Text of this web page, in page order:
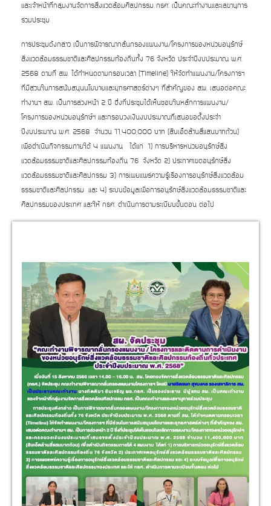
และเจ้าหน้าที่กลุ่มงานจัดการสิ่งแวดล้อมศิลปกรรม กธศ. เป็นคณะทำงานและเลขานุการ
ร่วมประชุม
การประชุมดังกล่าว เป็นการพิจารณากลั่นกรองแผนงาน/โครงการของหน่วยอนุรักษ์
สิ่งแวดล้อมธรรมชาติและศิลปกรรมท้องถิ่นทั้ง 76 จังหวัด ประจำปีงบประมาณ พ.ศ.
2568 ตามที่ สผ. ได้กำหนดตามกรอบเวลา (Timeline) ให้จัดทำแผนงาน/โครงการฯ
ที่มีส่วนในการสนับสนุนนโยบายและยุทธศาสตร์ต่างๆ ที่สำคัญของ สผ. เสนอต่อคณะ
ทำงานฯ สผ. เป็นการล่วงหน้า 2 ปี ซึ่งที่ประชุมได้เห็นชอบในหลักการแผนงาน/
โครงการของหน่วยอนุรักษ์ฯ และกรอบวงเงินงบประมาณที่เสนอขอตั้งประจำ
ปีงบประมาณ พ.ศ. 2568 จำนวน 11,400,000 บาท (สิบเอ็ดล้านสี่แสนบาทถ้วน)
เพื่อดำเนินกิจกรรมภายใต้ 4 แผนงาน ได้แก่ 1) การบริหารหน่วยอนุรักษ์สิ่ง
แวดล้อมธรรมชาติและศิลปกรรมท้องถิ่น 76 จังหวัด 2) ประกาศเขตอนุรักษ์สิ่ง
แวดล้อมธรรมชาติและศิลปกรรม 3) การเผยแพร่ความรู้เรื่องการอนุรักษ์สิ่งแวดล้อม
ธรรมชาติและศิลปกรรม และ 4) ระบบข้อมูลเพื่อการอนุรักษ์สิ่งแวดล้อมธรรมชาติและ
ศิลปกรรมของประเทศ และให้ กธศ. ดำเนินการตามระเบียบขั้นตอน ต่อไป